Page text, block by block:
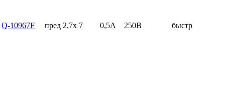
Q-10967F пред 2,7x 7 0,5А 250В быстр